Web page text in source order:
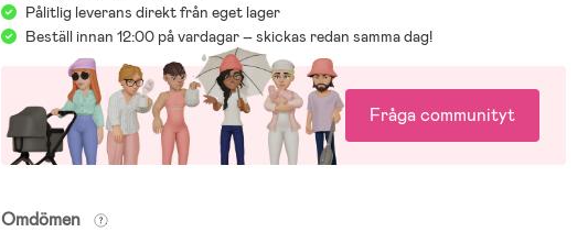
Pålitlig leverans direkt från eget lager
Beställ innan 12:00 på vardagar – skickas redan samma dag!
Fråga communityt
Omdömen